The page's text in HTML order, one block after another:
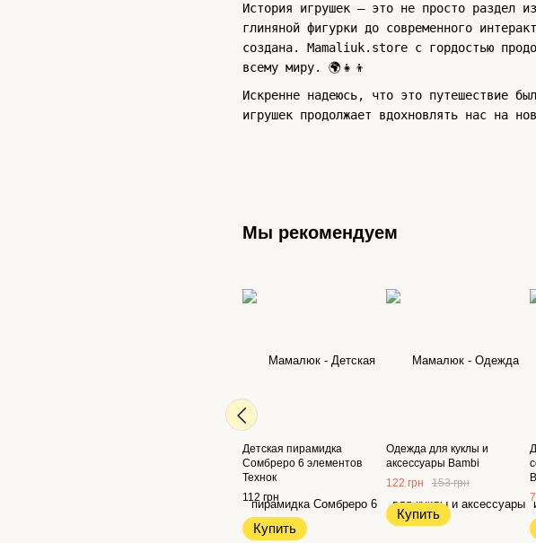
История игрушек – это не просто раздел
глиняной фигурки до современного
создана. Mamaliuk.store с гордостью
всему миру. 🌍👧👦
Искренне надеюсь, что это путешествие
игрушек продолжает вдохновлять нас на
Мы рекомендуем
Детская пирамидка
Сомбреро 6 элементов
Технок
112 грн
Купить
Одежда для куклы и
аксессуары Bambi
122 грн
153 грн
Купить